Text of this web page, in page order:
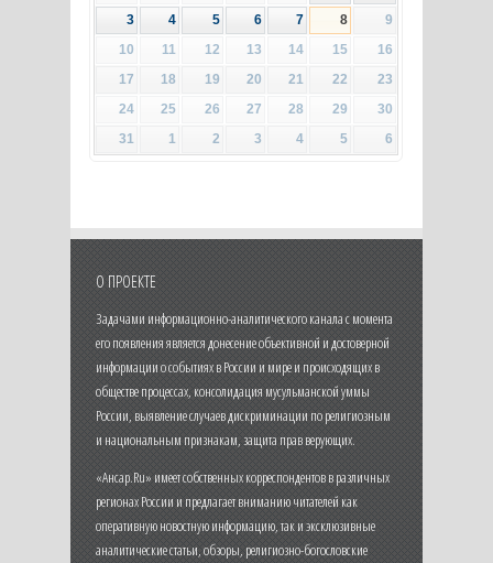
3
4 5 6 7 8
9
10
11 12 13 14 15
16
17
18 19 20 21 22
23
24
25 26 27 28 29
30
31
1 2 3 4 5 6
О ПРОЕКТЕ
Задачами информационно-аналитического канала с момента
его появления является донесение объективной и достоверной
информации о событиях в России и мире и происходящих в
обществе процессах, консолидация мусульманской уммы
России, выявление случаев дискриминации по религиозным
и национальным признакам, защита прав верующих.
«Ансар.Ru» имеет собственных корреспондентов в различных
регионах России и предлагает вниманию читателей как
оперативную новостную информацию, так и эксклюзивные
аналитические статьи, обзоры, религиозно-богословские